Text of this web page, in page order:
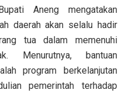
Aneng mengatakan
daerah akan selalu hadir
tua dalam memenuhi
Menurutnya, bantuan
program berkelanjutan
pemerintah terhadap